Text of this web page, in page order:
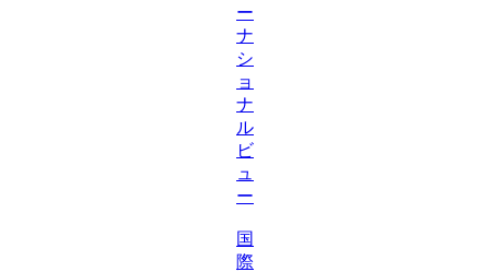
ー
ナ
シ
ョ
ナ
ル
ビ
ュ
ー
国
際